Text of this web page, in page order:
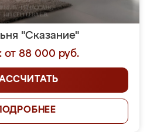
"Сказание"
от 88 000 руб.